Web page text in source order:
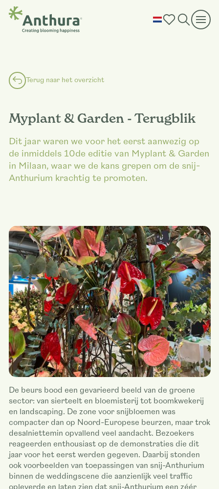
Terug naar het overzicht
Myplant & Garden - Terugblik
Dit jaar waren we voor het eerst aanwezig op
de inmiddels 10de editie van Myplant & Garden
in Milaan, waar we de kans grepen om de snij-
Anthurium krachtig te promoten.
De beurs bood een gevarieerd beeld van de groene
sector: van sierteelt en bloemisterij tot boomkwekerij
en landscaping. De zone voor snijbloemen was
compacter dan op Noord-Europese beurzen, maar trok
desalniettemin opvallend veel aandacht. Bezoekers
reageerden enthousiast op de demonstraties die dit
jaar voor het eerst werden gegeven. Daarbij stonden
ook voorbeelden van toepassingen van snij-Anthurium
binnen de weddingscene die aanzienlijk veel traffic